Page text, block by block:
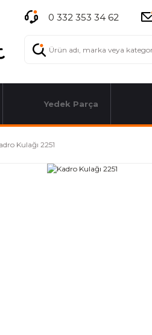
0 332 353 34 62
Yedek Parça
Kulağı 2251